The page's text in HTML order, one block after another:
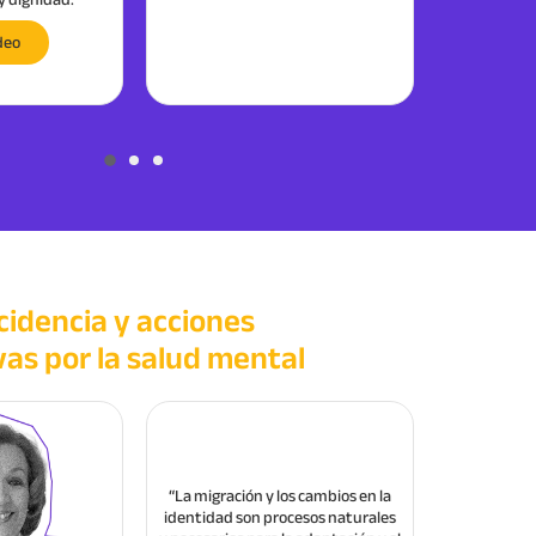
los retos son a veces
de definir”.
y acciones
por la salud mental
“La migración y los cambios en la
identidad son procesos naturales